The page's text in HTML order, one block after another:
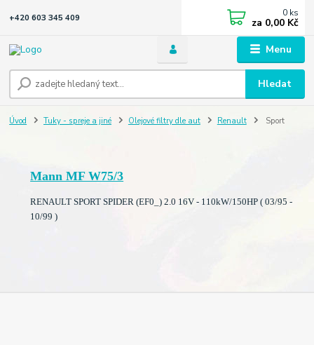
Menu
Hledat
+420 603 345 409 0 ks
za 0,00 Kč
Úvod Tuky - spreje a jiné Olejové filtry dle aut Renault Sport
Mann MF W75/3
RENAULT SPORT SPIDER (EF0_) 2.0 16V - 110kW/150HP ( 03/95 -
10/99 )